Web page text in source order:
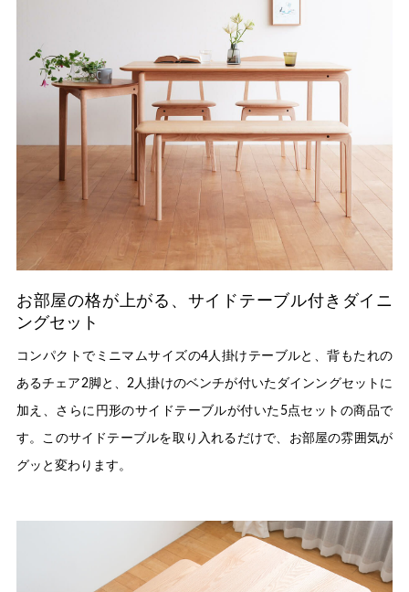
お部屋の格が上がる、サイドテーブル付きダイニ
ングセット
コンパクトでミニマムサイズの4人掛けテーブルと、背もたれの
あるチェア2脚と、2人掛けのベンチが付いたダインングセットに
加え、さらに円形のサイドテーブルが付いた5点セットの商品で
す。このサイドテーブルを取り入れるだけで、お部屋の雰囲気が
グッと変わります。